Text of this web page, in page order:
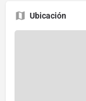
Ubicación